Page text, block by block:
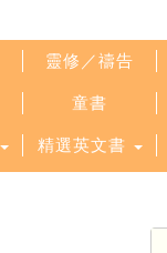
靈修／禱告
童書
精選英文書